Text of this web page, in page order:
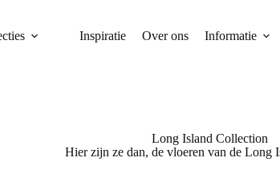
Inspiratie Over ons Informatie
Long Island Collection
Hier zijn ze dan, de vloeren van de Long